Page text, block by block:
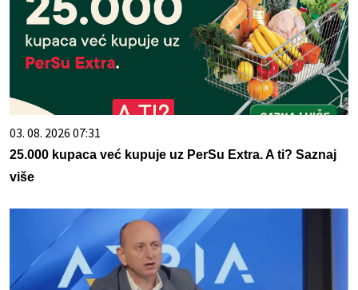
03. 08. 2026 07:31
25.000 kupaca već kupuje uz PerSu Extra. A ti? Saznaj
više